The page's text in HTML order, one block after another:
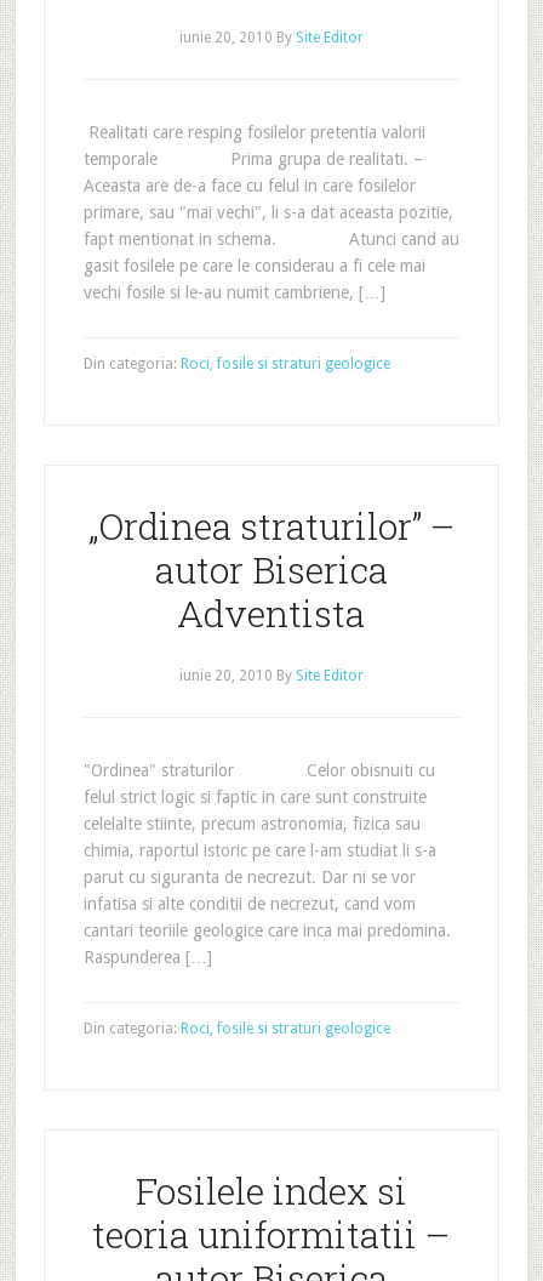
iunie 20, 2010 By Site Editor
Realitati care resping fosilelor pretentia valorii
temporale Prima grupa de realitati. –
Aceasta are de-a face cu felul in care fosilelor
primare, sau "mai vechi", li s-a dat aceasta pozitie,
fapt mentionat in schema. Atunci cand au
gasit fosilele pe care le considerau a fi cele mai
vechi fosile si le-au numit cambriene, […]
Din categoria: Roci, fosile si straturi geologice
„Ordinea straturilor” –
autor Biserica
Adventista
iunie 20, 2010 By Site Editor
"Ordinea" straturilor Celor obisnuiti cu
felul strict logic si faptic in care sunt construite
celelalte stiinte, precum astronomia, fizica sau
chimia, raportul istoric pe care l-am studiat li s-a
parut cu siguranta de necrezut. Dar ni se vor
infatisa si alte conditii de necrezut, cand vom
cantari teoriile geologice care inca mai predomina.
Raspunderea […]
Din categoria: Roci, fosile si straturi geologice
Fosilele index si
teoria uniformitatii –